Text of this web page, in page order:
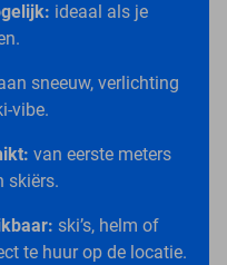
ideaal als je
sneeuw, verlichting
vibe.
van eerste meters
skiërs.
ski’s, helm of
te huur op de locatie.